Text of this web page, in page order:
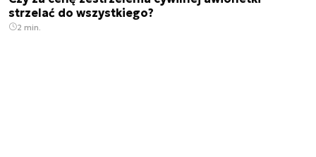
strzelać do wszystkiego?
2 min.